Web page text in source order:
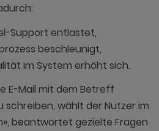
Support entlastet,
beschleunigt,
im System erhöht sich.
E-Mail mit dem Betreff
schreiben, wählt der Nutzer im
beantwortet gezielte Fragen